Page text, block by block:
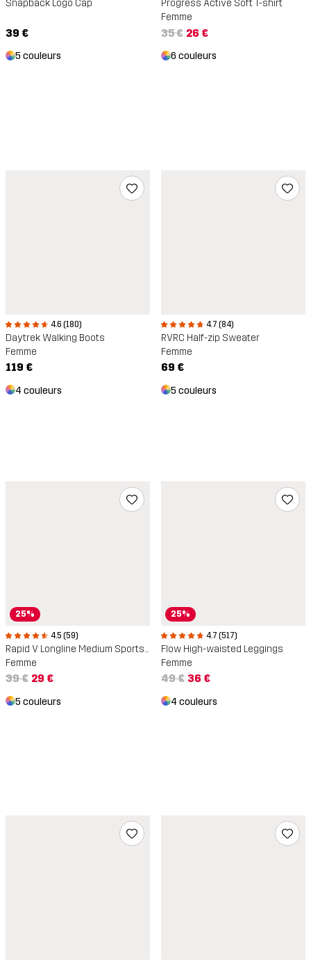
Snapback Logo Cap
39 €
5 couleurs
Progress Active Soft T-shirt
Femme
35 € 26 €
6 couleurs
4.6 (180)
Daytrek Walking Boots
Femme
119 €
4 couleurs
4.7 (84)
RVRC Half-zip Sweater
Femme
69 €
5 couleurs
25%
4.5 (59)
Rapid V Longline Medium Sports Bra
Femme
39 € 29 €
5 couleurs
25%
4.7 (517)
Flow High-waisted Leggings
Femme
49 € 36 €
4 couleurs